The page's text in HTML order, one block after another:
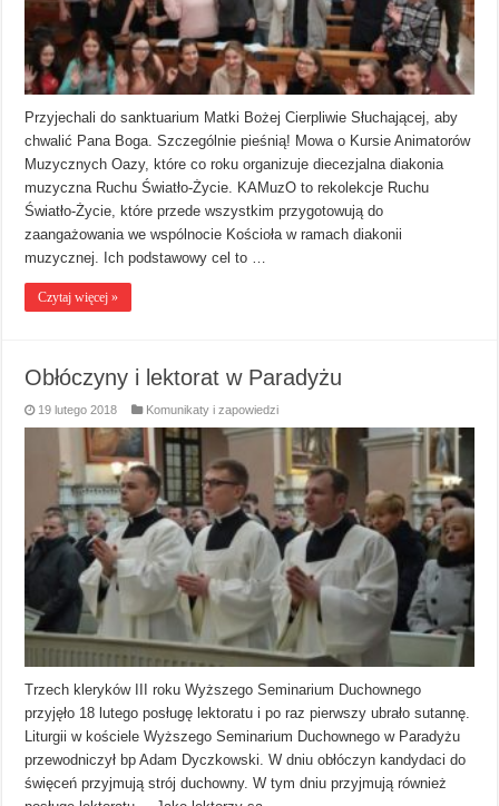
Przyjechali do sanktuarium Matki Bożej Cierpliwie Słuchającej, aby
chwalić Pana Boga. Szczególnie pieśnią! Mowa o Kursie Animatorów
Muzycznych Oazy, które co roku organizuje diecezjalna diakonia
muzyczna Ruchu Światło-Życie. KAMuzO to rekolekcje Ruchu
Światło-Życie, które przede wszystkim przygotowują do
zaangażowania we wspólnocie Kościoła w ramach diakonii
muzycznej. Ich podstawowy cel to …
Czytaj więcej »
Obłóczyny i lektorat w Paradyżu
19 lutego 2018 Komunikaty i zapowiedzi
Trzech kleryków III roku Wyższego Seminarium Duchownego
przyjęło 18 lutego posługę lektoratu i po raz pierwszy ubrało sutannę.
Liturgii w kościele Wyższego Seminarium Duchownego w Paradyżu
przewodniczył bp Adam Dyczkowski. W dniu obłóczyn kandydaci do
święceń przyjmują strój duchowny. W tym dniu przyjmują również